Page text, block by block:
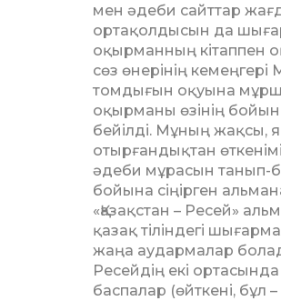
мен әдеби сайттар
ортақолдысын да
оқырманның кітаппен
сөз өнерінің
томдығын оқуына
оқырманы өзінің
бейілді. Мұның жақсы,
отырғандықтан
әдеби мұрасын танып-
бойына сіңірген
«Қазақстан – Ресей»
қазақ тіліндегі
жаңа аудармалар
Ресейдің екі
баспалар (өйткені, бұл